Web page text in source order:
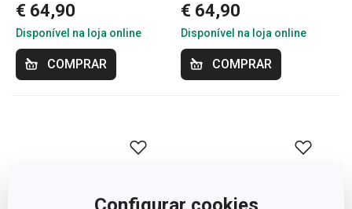
€ 64,90
Disponível na loja online
COMPRAR
€ 64,90
Disponível na loja online
COMPRAR